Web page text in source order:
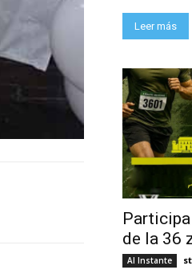
Leer más
de la 36
Al Instante